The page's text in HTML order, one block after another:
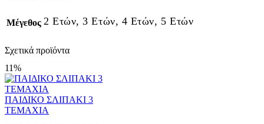
Μέγεθος 2 Ετών, 3 Ετών, 4 Ετών, 5 Ετών
Σχετικά προϊόντα
11%
ΠΑΙΔΙΚΟ ΣΛΙΠΑΚΙ 3
ΤΕΜΑΧΙΑ